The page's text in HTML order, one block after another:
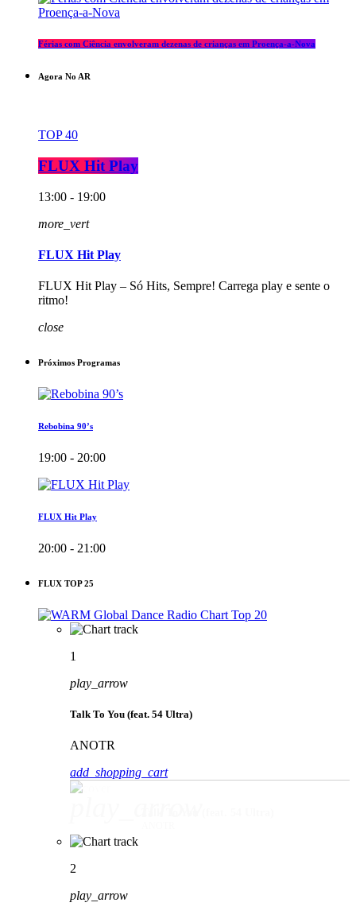
Férias com Ciência envolveram dezenas de crianças em Proença-a-Nova
Agora No AR
TOP 40
FLUX Hit Play
13:00 - 19:00
more_vert
FLUX Hit Play
FLUX Hit Play – Só Hits, Sempre! Carrega play e sente o
ritmo!
close
Próximos Programas
Rebobina 90’s
19:00 - 20:00
FLUX Hit Play
20:00 - 21:00
FLUX TOP 25
1
play_arrow
Talk To You (feat. 54 Ultra)
ANOTR
add_shopping_cart
2
play_arrow